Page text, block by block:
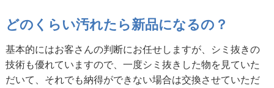
どのくらい汚れたら新品になるの？
基本的にはお客さんの判断にお任せしますが、シミ抜きの
技術も優れていますので、一度シミ抜きした物を見ていた
だいて、それでも納得ができない場合は交換させていただ